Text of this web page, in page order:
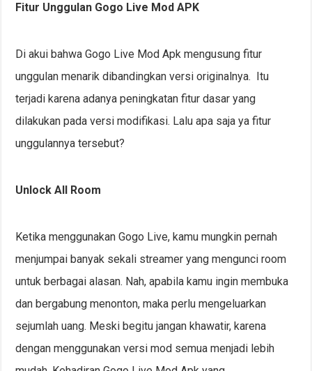
Fitur Unggulan Gogo Live Mod APK
Di akui bahwa Gogo Live Mod Apk mengusung fitur
unggulan menarik dibandingkan versi originalnya. Itu
terjadi karena adanya peningkatan fitur dasar yang
dilakukan pada versi modifikasi. Lalu apa saja ya fitur
unggulannya tersebut?
Unlock All Room
Ketika menggunakan Gogo Live, kamu mungkin pernah
menjumpai banyak sekali streamer yang mengunci room
untuk berbagai alasan. Nah, apabila kamu ingin membuka
dan bergabung menonton, maka perlu mengeluarkan
sejumlah uang. Meski begitu jangan khawatir, karena
dengan menggunakan versi mod semua menjadi lebih